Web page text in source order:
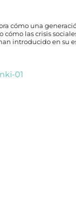
cómo una
cómo las crisis
introducido en su